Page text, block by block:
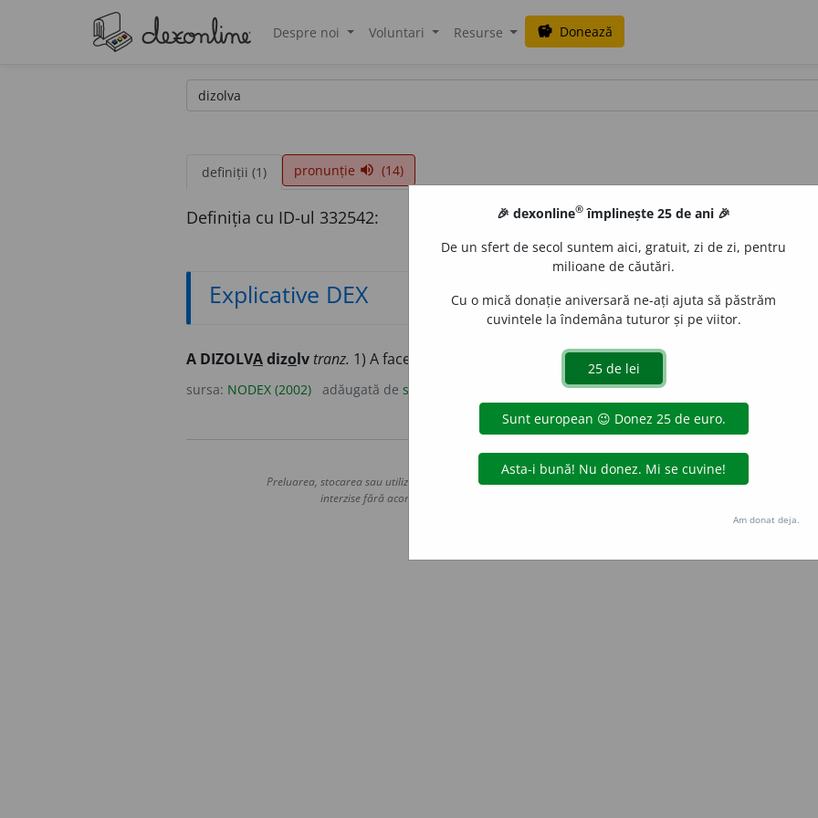
Despre noi Voluntari Resurse savings Donează
definiții (1) pronunție volume_up (14)
Definiția cu ID-ul 332542:
Explicative DEX
A DIZOLVAdizolv tranz. 1) A face să se dizolve. 2) A face să înceteze existența; a desființa. /
sursa: NODEX (2002) adăugată de siveco
Copyright © 2004-2026 dexonline (https://dexonline.ro)
Preluarea, stocarea sau utilizarea datelor de pe acest site, inclusiv prin orice metode de extragere automată
interzise fără acordul nostru prealabil scris, cu excepția seturilor de date oferite oficial spre utilizare
Hosterion
🎉 dexonline® împlinește 25 de ani 🎉
De un sfert de secol suntem aici, gratuit, zi de zi, pentru
milioane de căutări.
Cu o mică donație aniversară ne-ați ajuta să păstrăm
cuvintele la îndemâna tuturor și pe viitor.
Am donat deja.